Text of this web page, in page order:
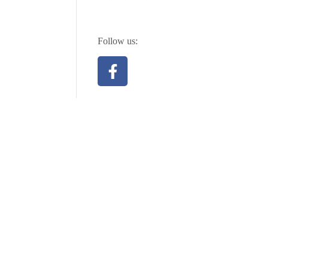
Follow us: